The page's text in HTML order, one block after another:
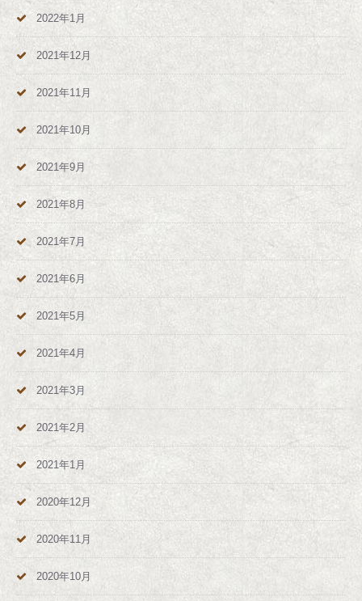
2022年1月
2021年12月
2021年11月
2021年10月
2021年9月
2021年8月
2021年7月
2021年6月
2021年5月
2021年4月
2021年3月
2021年2月
2021年1月
2020年12月
2020年11月
2020年10月